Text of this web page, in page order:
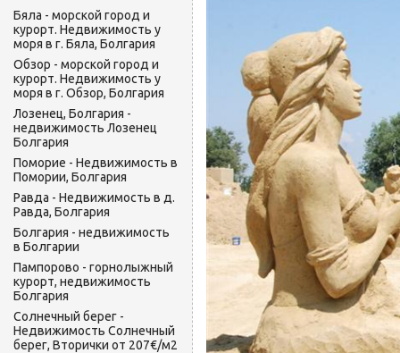
Бяла - морской город и
курорт. Недвижимость у
моря в г. Бяла, Болгария
Обзор - морской город и
курорт. Недвижимость у
моря в г. Обзор, Болгария
Лозенец, Болгария -
недвижимость Лозенец
Болгария
Поморие - Недвижимость в
Помории, Болгария
Равда - Недвижимость в д.
Равда, Болгария
Болгария - недвижимость
в Болгарии
Пампорово - горнолыжный
курорт, недвижимость
Болгария
Солнечный берег -
Недвижимость Солнечный
берег, Вторички от 207€/м2